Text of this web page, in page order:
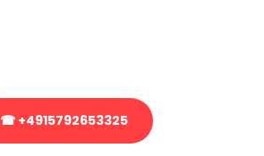
☎ +4915792653325